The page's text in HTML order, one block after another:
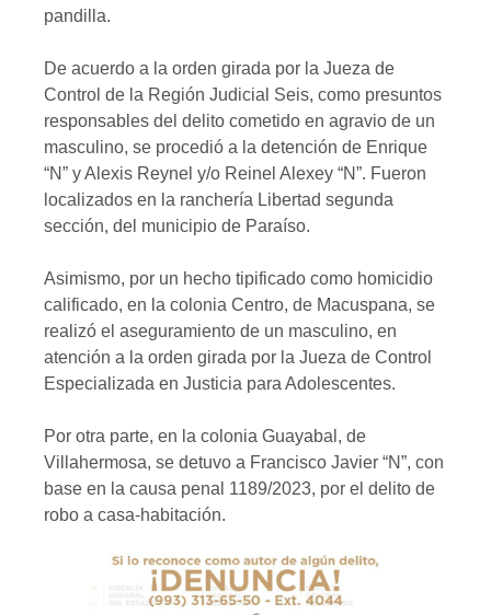
pandilla.
De acuerdo a la orden girada por la Jueza de
Control de la Región Judicial Seis, como presuntos
responsables del delito cometido en agravio de un
masculino, se procedió a la detención de Enrique
“N” y Alexis Reynel y/o Reinel Alexey “N”. Fueron
localizados en la ranchería Libertad segunda
sección, del municipio de Paraíso.
Asimismo, por un hecho tipificado como homicidio
calificado, en la colonia Centro, de Macuspana, se
realizó el aseguramiento de un masculino, en
atención a la orden girada por la Jueza de Control
Especializada en Justicia para Adolescentes.
Por otra parte, en la colonia Guayabal, de
Villahermosa, se detuvo a Francisco Javier “N”, con
base en la causa penal 1189/2023, por el delito de
robo a casa-habitación.